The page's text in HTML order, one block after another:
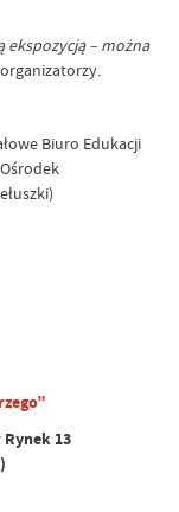
ekspozycją – można
Biuro Edukacji
13